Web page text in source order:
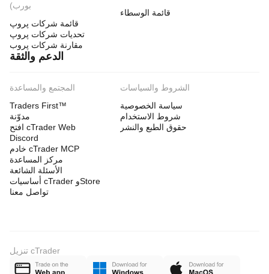
بورب)
قائمة شركات پروپ
تحديات شركات پروپ
مقارنة شركات پروب
قائمة الوسطاء
الدعم والثقة
المجتمع والمساعدة
Traders First™
مدوّنة
افتح cTrader Web
Discord
خادم cTrader MCP
مركز المساعدة
الأسئلة الشائعة
أساسيات cTrader وStore
تواصل معنا
الشروط والسياسات
سياسة الخصوصية
شروط الاستخدام
حقوق الطبع والنشر
تنزيل cTrader